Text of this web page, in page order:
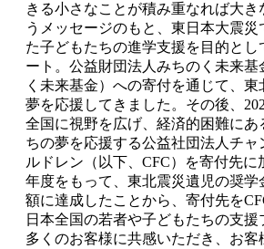
きる小さなことが積み重なれば大き
うメッセージのもと、東日本大震災
た子どもたちの進学支援を目的とし
ート。公益財団法人みちのく未来基
く未来基金）への寄付を通じて、
夢を応援してきました。その後、
全国に視野を広げ、経済的困難にあ
ちの夢を応援する公益社団法人チャ
ルドレン（以下、CFC）を寄付先に
年度をもって、東北震災遺児の奨学
額に達成したことから、寄付先を
日本全国の若者や子どもたちの支援
多くのお客様に共感いただき、お客